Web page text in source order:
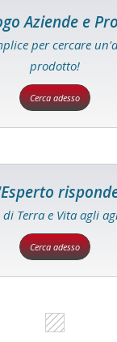
Aziende e
per cercare
prodotto!
Cerca adesso
di Terra e Vita agli
Cerca adesso